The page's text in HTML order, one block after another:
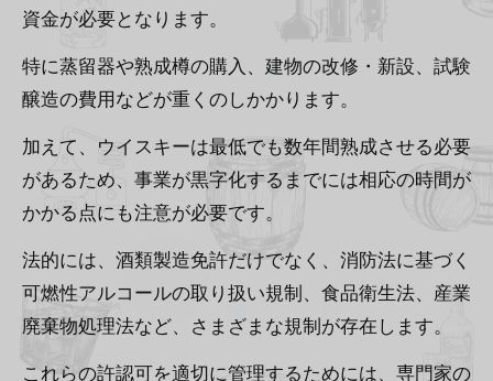
資金が必要となります。
特に蒸留器や熟成樽の購入、建物の改修・新設、試験
醸造の費用などが重くのしかかります。
加えて、ウイスキーは最低でも数年間熟成させる必要
があるため、事業が黒字化するまでには相応の時間が
かかる点にも注意が必要です。
法的には、酒類製造免許だけでなく、消防法に基づく
可燃性アルコールの取り扱い規制、食品衛生法、産業
廃棄物処理法など、さまざまな規制が存在します。
これらの許認可を適切に管理するためには、専門家の